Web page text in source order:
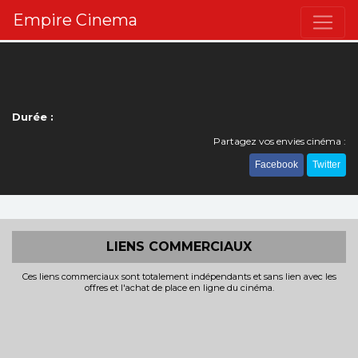
Empire Cinema
Durée :
Partagez vos envies cinéma :
Facebook Twitter
LIENS COMMERCIAUX
Ces liens commerciaux sont totalement indépendants et sans lien avec les
offres et l'achat de place en ligne du cinéma.